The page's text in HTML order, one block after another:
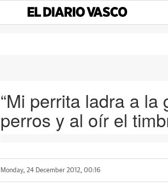
“Mi perrita ladra a la
perros y al oír el
Monday, 24 December 2012, 00:16